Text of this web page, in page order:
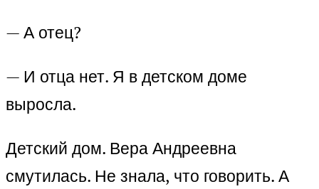
— А отец?
— И отца нет. Я в детском доме
выросла.
Детский дом. Вера Андреевна
смутилась. Не знала, что говорить. А